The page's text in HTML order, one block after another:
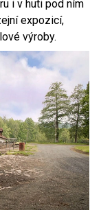
i v huti pod ním
expozicí,
výroby.